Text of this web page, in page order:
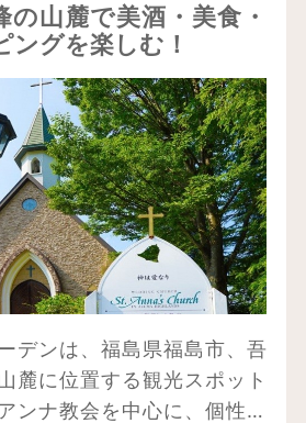
にあり、トレッキングや磐
イラインのドライブ、福島
どに最適な場所。宿ごとに
露天風呂や、湯治湯の面影
など、「湯」そのものを贅
ことができます。
。また、星空の美しさで知
平には、公開されている国
としては日本一高い場所
）にある「福島市浄土平
ある。
の山麓で美酒・美食・
ングを楽しむ！
デンは、福島県福島市、吾
麓に位置する観光スポット
ンナ教会を中心に、個性豊